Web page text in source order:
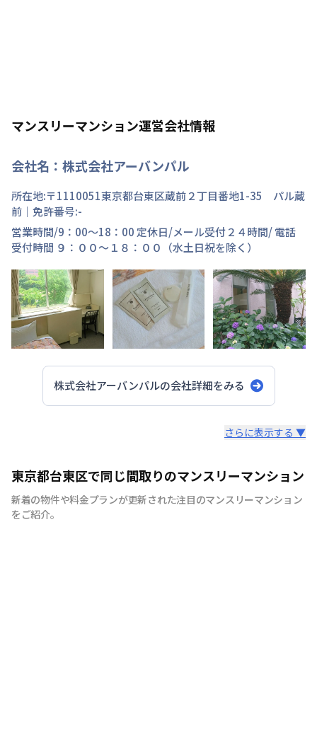
マンスリーマンション運営会社情報
会社名： 株式会社アーバンパル
所在地:〒1110051東京都台東区蔵前２丁目番地1-35 パル蔵
前 ｜免許番号:-
営業時間/9：00～18：00 定休日/メール受付２４時間/ 電話
受付時間 ９：００～１８：００（水土日祝を除く）
株式会社アーバンパルの会社詳細をみる
◆ウエルカムサービスとして バスタオル１枚・フェイ
スタオル１枚・バスマット１枚 石鹸、歯ブラシ、ト
イレットペーパー、シャンプー・リンス１回分、洗濯洗剤
１回分 をお部屋にご用意しております。 ◆ベットメイ
さらに表示する ▼
東京都台東区で同じ間取りのマンスリーマンション
新着の物件や料金プランが更新された注目のマンスリーマンション
をご紹介。